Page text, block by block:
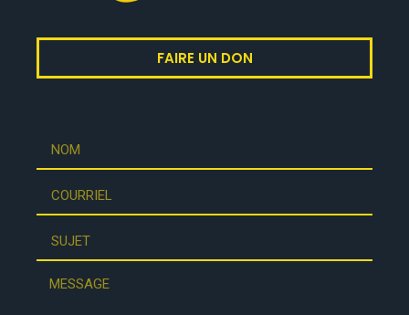
FAIRE UN DON